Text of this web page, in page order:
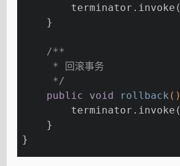
        terminator.invoke(
    }
/**
     * 回滚事务
     */
public
void rollback ()
        terminator.invoke(
    }
}